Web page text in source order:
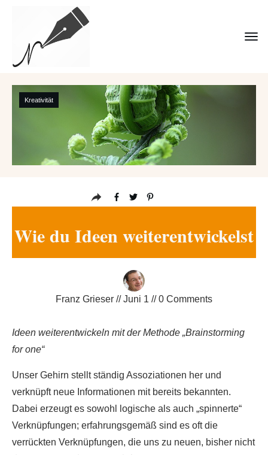
Kreativität
Wie du Ideen weiterentwickelst
Franz Grieser //Juni 1 //0 Comments
Ideen weiterentwickeln mit der Methode „Brainstorming
for one“
Unser Gehirn stellt ständig Assoziationen her und
verknüpft neue Informationen mit bereits bekannten.
Dabei erzeugt es sowohl logische als auch „spinnerte“
Verknüpfungen; erfahrungsgemäß sind es oft die
verrückten Verknüpfungen, die uns zu neuen, bisher nicht